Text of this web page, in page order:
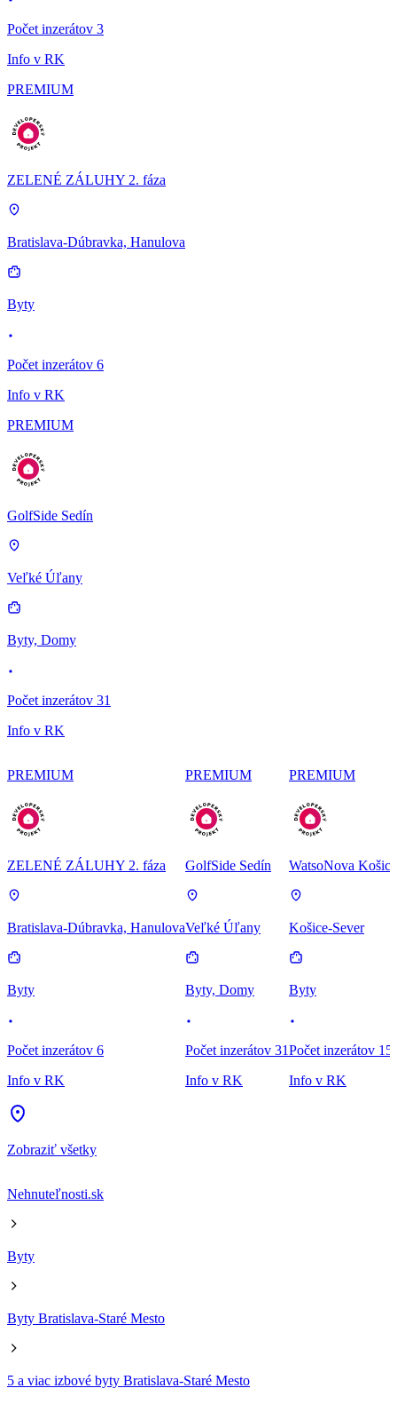
Počet inzerátov 3
Info v RK
PREMIUM
ZELENÉ ZÁLUHY 2. fáza
Bratislava-Dúbravka, Hanulova
Byty
Počet inzerátov 6
Info v RK
PREMIUM
GolfSide Sedín
Veľké Úľany
Byty, Domy
Počet inzerátov 31
Info v RK
PREMIUM
ZELENÉ ZÁLUHY 2. fáza
Bratislava-Dúbravka, Hanulova
Byty
Počet inzerátov 6
Info v RK
PREMIUM
GolfSide Sedín
Veľké Úľany
Byty, Domy
Počet inzerátov 31
Info v RK
PREMIUM
WatsoNova Košice
Košice-Sever
Byty
Počet inzerátov 15
Info v RK
Zobraziť všetky
Nehnuteľnosti.sk
Byty
Byty Bratislava-Staré Mesto
5 a viac izbové byty Bratislava-Staré Mesto